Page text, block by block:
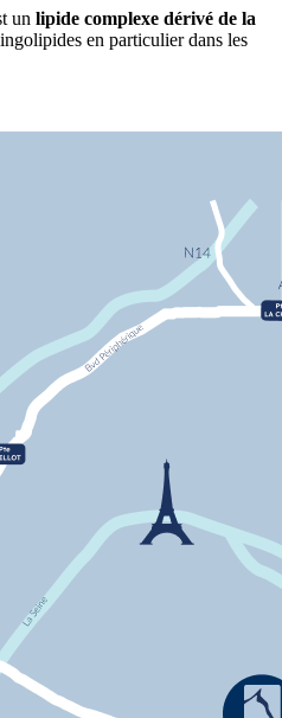
un lipide complexe dérivé de la
en particulier dans les